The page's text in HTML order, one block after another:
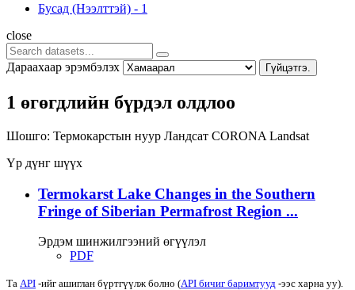
Бусад (Нээлттэй) - 1
close
Дараахаар эрэмбэлэх Гүйцэтгэ.
1 өгөгдлийн бүрдэл олдлоо
Шошго: Термокарстын нуур Ландсат CORONA Landsat
Үр дүнг шүүх
Termokarst Lake Changes in the Southern
Fringe of Siberian Permafrost Region ...
Эрдэм шинжилгээний өгүүлэл
PDF
Та API -ийг ашиглан бүртгүүлж болно (API бичиг баримтууд -ээс харна уу).